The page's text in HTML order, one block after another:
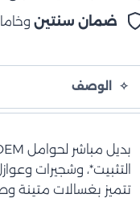
ضمان سنتين
الوصف
التثبيت*، وشجيرات
تتميز بغسالات متينة